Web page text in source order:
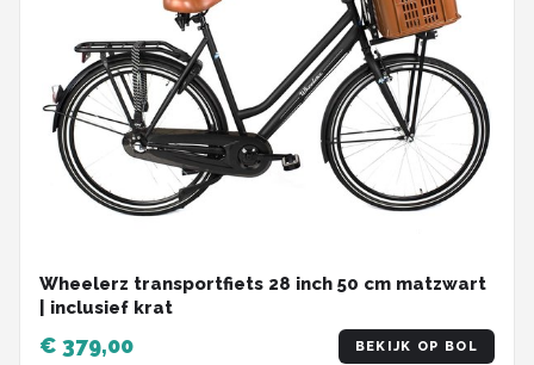
Wheelerz transportfiets 28 inch 50 cm matzwart
| inclusief krat
€ 379,00 BEKIJK OP BOL